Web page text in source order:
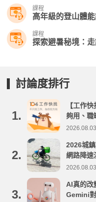
課程
高年級的登山體
課程
探索避暑秘境：
討論度排行
1.
【工作
夠用、職
2.
2026城
網路降速
事項整理
3.
AI真的改
Gemini